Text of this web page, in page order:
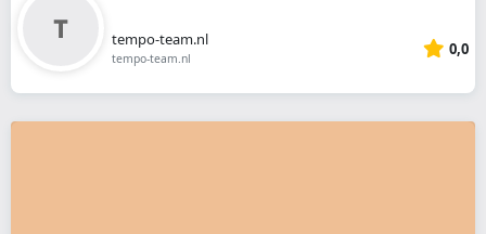
tempo-team.nl
tempo-team.nl 0,0